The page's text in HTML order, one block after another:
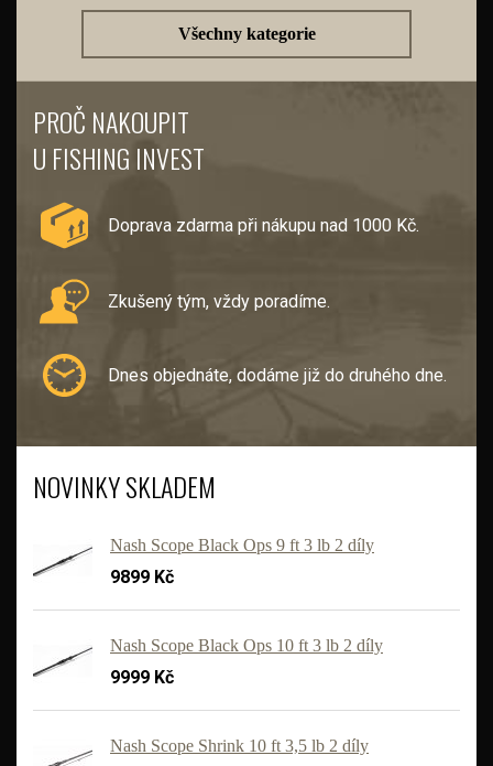
Všechny kategorie
PROČ NAKOUPIT
U FISHING INVEST
Doprava zdarma při nákupu nad 1000 Kč.
Zkušený tým, vždy poradíme.
Dnes objednáte, dodáme již do druhého dne.
NOVINKY SKLADEM
Nash Scope Black Ops 9 ft 3 lb 2 díly
9899 Kč
Nash Scope Black Ops 10 ft 3 lb 2 díly
9999 Kč
Nash Scope Shrink 10 ft 3,5 lb 2 díly